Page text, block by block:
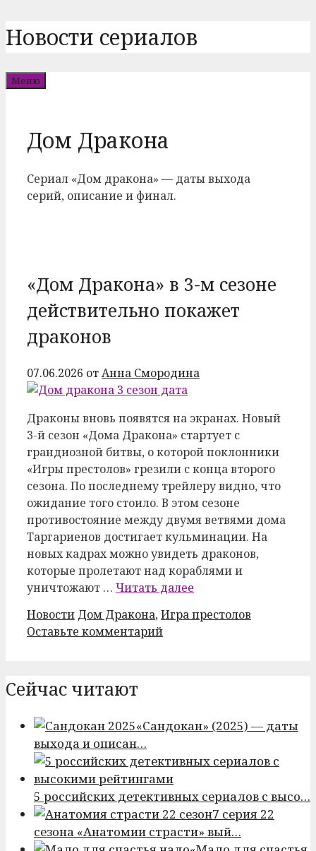
Перейти
к
Новости сериалов
Меню
Дом Дракона
Сериал «Дом дракона» — даты выхода
серий, описание и финал.
«Дом Дракона» в 3-м сезоне
действительно покажет
драконов
07.06.2026 отАнна Смородина
Драконы вновь появятся на экранах. Новый
3-й сезон «Дома Дракона» стартует с
грандиозной битвы, о которой поклонники
«Игры престолов» грезили с конца второго
сезона. По последнему трейлеру видно, что
ожидание того стоило. В этом сезоне
противостояние между двумя ветвями дома
Таргариенов достигает кульминации. На
новых кадрах можно увидеть драконов,
которые пролетают над кораблями и
уничтожают … Читать далее
Рубрики
Новости Метки
Дом Дракона,Игра престолов
Оставьте комментарий
Сейчас читают
«Сандокан» (2025) — даты
выхода и описан…
5 российских детективных сериалов с высо…
7 серия 22
сезона «Анатомии страсти» вый…